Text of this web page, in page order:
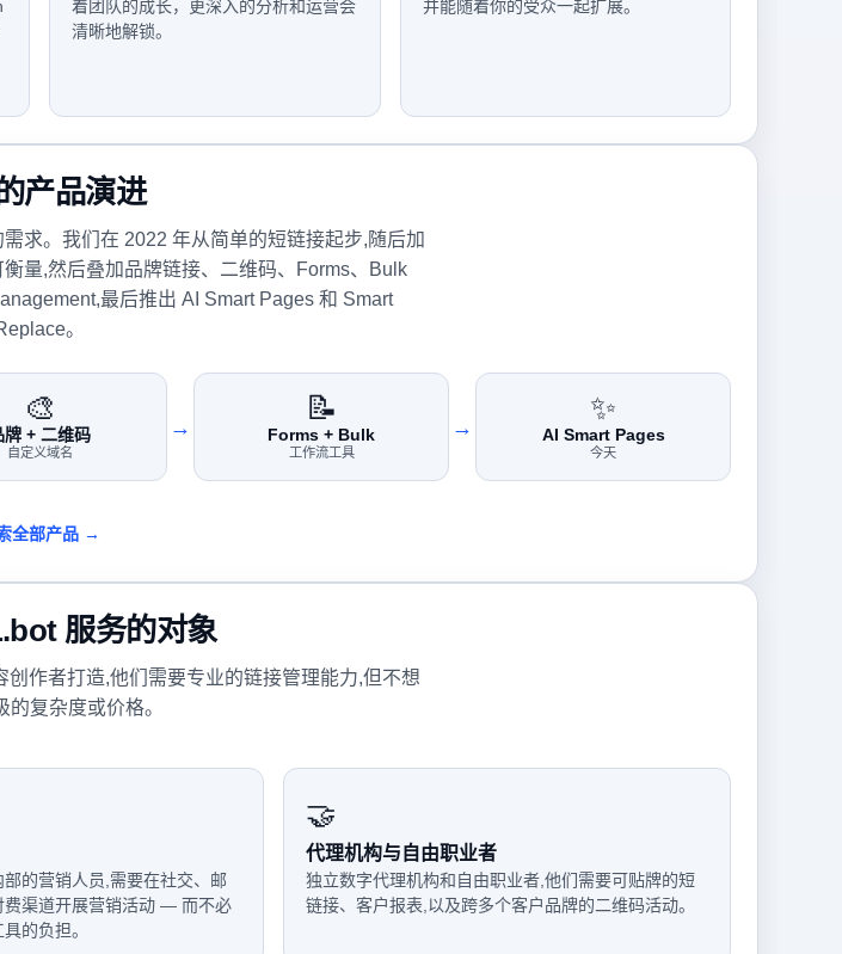
着团队的成长，更深入的分析和运营会
清晰地解锁。
并能随着你的受众一起扩展。
产品演进
求。我们在 2022 年从简单的短链接起步,随后加
量,然后叠加品牌链接、二维码、Forms、Bulk
最后推出 AI Smart Pages 和 Smart
。
🎨
牌 + 二维码
自定义域名
→
📝
Forms + Bulk
工作流工具
→
✨
AI Smart Pages
今天
全部产品 →
服务的对象
作者打造,他们需要专业的链接管理能力,但不想
的复杂度或价格。
的营销人员,需要在社交、邮
费渠道开展营销活动 — 而不必
的负担。
🤝
代理机构与自由职业者
独立数字代理机构和自由职业者,他们需要可贴牌的短
链接、客户报表,以及跨多个客户品牌的二维码活动。